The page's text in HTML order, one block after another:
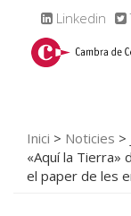
Linkedin
Inici > Noticies >
«Aquí la Tierra»
el paper de les